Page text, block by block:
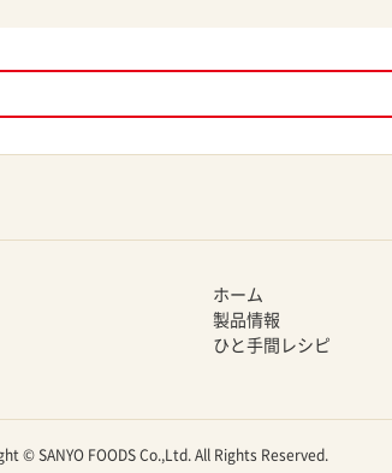
ホーム
製品情報
ひと手間レシピ
© SANYO FOODS Co.,Ltd. All Rights Reserved.